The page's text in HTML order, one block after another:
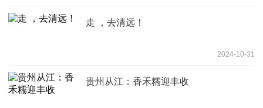
走 ，去清远！
2024-10-31
贵州从江：香禾糯迎丰收